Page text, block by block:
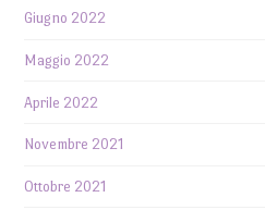
Giugno 2022
Maggio 2022
Aprile 2022
Novembre 2021
Ottobre 2021